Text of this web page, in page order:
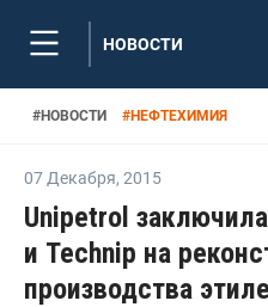
НОВОСТИ
#НОВОСТИ #НЕФТЕХИМИЯ
07 Декабря, 2015
Unipetrol
и Technip на
производства